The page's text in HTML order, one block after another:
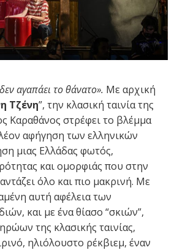
αγαπάει το θάνατο». Με αρχική
Τζένη”, την κλασική ταινία της
Καραθάνος στρέφει το βλέμμα
αφήγηση των ελληνικών
μιας Ελλάδας φωτός,
και ομορφιάς που στην
όλο και πιο μακρινή. Με
αυτή αφέλεια των
και με ένα θίασο “σκιών”,
της κλασικής ταινίας,
ηλιόλουστο ρέκβιεμ, έναν